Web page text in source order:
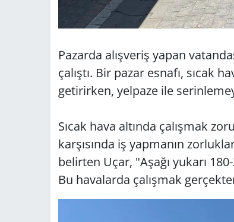
Pazarda alışveriş yapan
çalıştı. Bir pazar esnafı, sıcak
getirirken, yelpaze ile
Sıcak hava altında çalışmak
karşısında iş yapmanın
belirten Uçar, "Aşağı yukarı
Bu havalarda çalışmak